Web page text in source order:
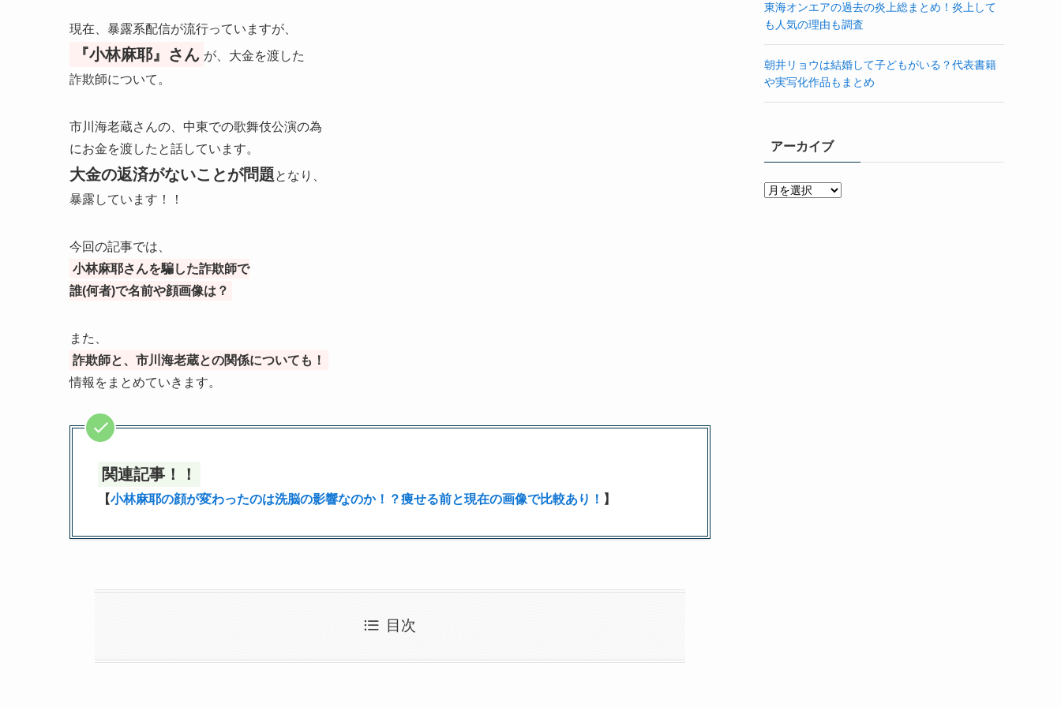
現在、暴露系配信が流行っていますが、
『小林麻耶』さん が、大金を渡した
詐欺師について。
市川海老蔵さんの、中東での歌舞伎公演の為
にお金を渡したと話しています。
大金の返済がないことが問題となり、
暴露しています！！
今回の記事では、
小林麻耶さんを騙した詐欺師で
誰(何者)で名前や顔画像は？
また、
詐欺師と、市川海老蔵との関係についても！
情報をまとめていきます。
関連記事！！
【小林麻耶の顔が変わったのは洗脳の影響なのか！？痩せる前と現在の画像で比較あり！ 】
目次
東海オンエアの過去の炎上総まとめ！炎上して
も人気の理由も調査
朝井リョウは結婚して子どもがいる？代表書籍
や実写化作品もまとめ
アーカイブ
ア